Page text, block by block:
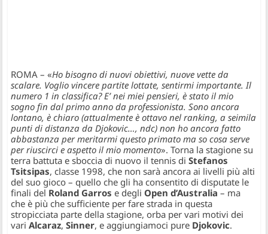
ROMA – «Ho bisogno di nuovi obiettivi, nuove vette da
scalare. Voglio vincere partite lottate, sentirmi importante. Il
numero 1 in classifica? E’ nei miei pensieri, è stato il mio
sogno fin dal primo anno da professionista. Sono ancora
lontano, è chiaro (attualmente è ottavo nel ranking, a seimila
punti di distanza da Djokovic…, ndc) non ho ancora fatto
abbastanza per meritarmi questo primato ma so cosa serve
per riuscirci e aspetto il mio momento». Torna la stagione su
terra battuta e sboccia di nuovo il tennis diStefanos
Tsitsipas, classe 1998, che non sarà ancora ai livelli più alti
del suo gioco – quello che gli ha consentito di disputate le
finali del Roland Garros e degliOpen d’Australia – ma
che è più che sufficiente per fare strada in questa
stropicciata parte della stagione, orba per vari motivi dei
variAlcaraz,Sinner, e aggiungiamoci pure Djokovic.